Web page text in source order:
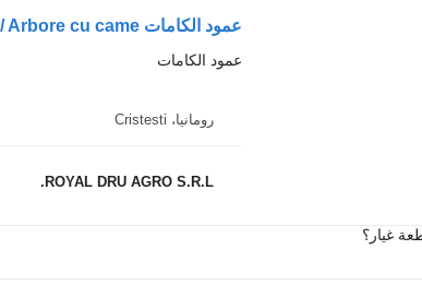
عمود الكامات
رومانيا، Cristesti
ROYAL DRU AGRO S.R.L.
غيار؟